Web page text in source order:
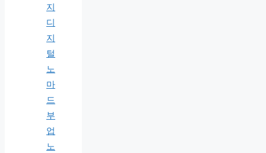
지
디
지
털
노
마
드
부
업
노